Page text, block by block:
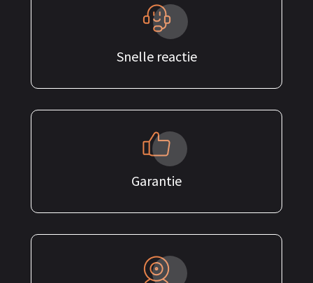
Snelle reactie
Garantie